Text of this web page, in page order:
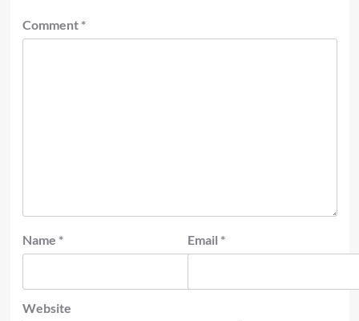
Comment *
Name * Email *
Website